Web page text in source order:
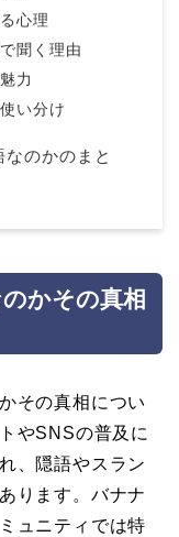
心理
聞く理由
力
い分け
のかのまと
かその真相
その真相につい
やSNSの普及に
、隠語やスラン
ります。バナナ
ュニティでは特